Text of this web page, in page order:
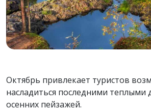
Октябрь привлекает туристов
насладиться последними теплыми
осенних пейзажей.